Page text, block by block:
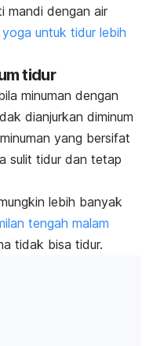
mandi dengan air
untuk tidur lebih
tidur
minuman dengan
dianjurkan diminum
yang bersifat
sulit tidur dan tetap
lebih banyak
tengah malam
tidak bisa tidur.